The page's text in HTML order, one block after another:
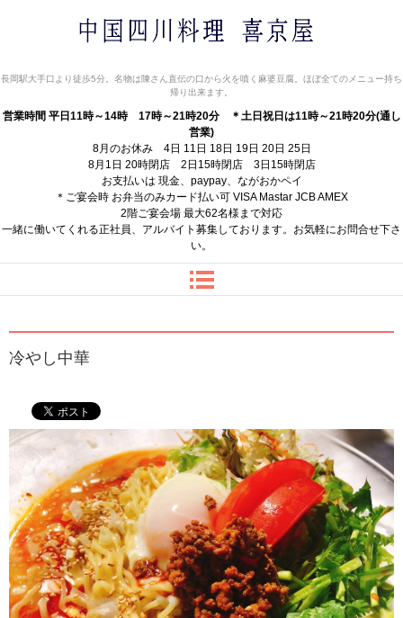
長岡駅大手口より徒歩5分。名物は陳さん直伝の口から火を噴く麻婆豆腐。ほぼ全てのメニュー持ち
帰り出来ます。
営業時間 平日11時～14時 17時～21時20分
＊土日祝日は11時～21時20分(通し
営業)
8月のお休み 4日 11日 18日 19日 20日 25日
8月1日 20時閉店 2日15時閉店 3日15時閉店
お支払いは 現金、paypay、ながおかペイ
＊ご宴会時 お弁当のみカード払い可 VISA Mastar JCB AMEX
2階ご宴会場 最大62名様まで対応
一緒に働いてくれる正社員、アルバイト募集しております。お気軽にお問合せ下さ
い。
冷やし中華